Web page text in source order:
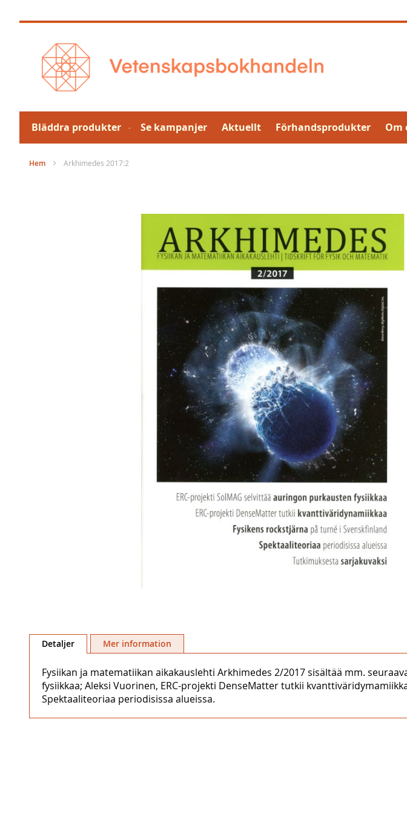
till
Bläddra produkter Se kampanjer Aktuellt Förhandsprodukter Om
Hem Arkhimedes 2017:2
till
bildgalleriet
Detaljer
Fysiikan ja matematiikan aikakauslehti Arkhimedes 2/2017 sisältää mm.
fysiikkaa; Aleksi Vuorinen, ERC-projekti DenseMatter tutkii
Spektaaliteoriaa periodisissa alueissa.
Mer information